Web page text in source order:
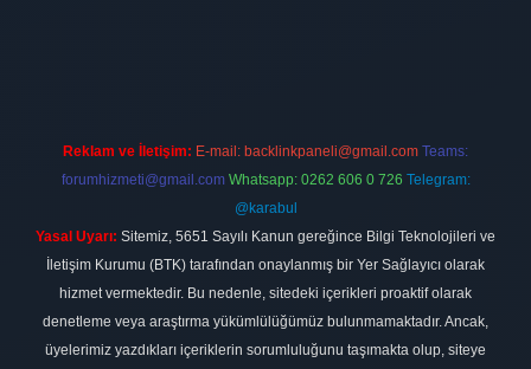
Reklam ve İletişim: E-mail: backlinkpaneli@gmail.com Teams:
forumhizmeti@gmail.com Whatsapp: 0262 606 0 726 Telegram:
@karabul
Yasal Uyarı: Sitemiz, 5651 Sayılı Kanun gereğince Bilgi Teknolojileri ve
İletişim Kurumu (BTK) tarafından onaylanmış bir Yer Sağlayıcı olarak
hizmet vermektedir. Bu nedenle, sitedeki içerikleri proaktif olarak
denetleme veya araştırma yükümlülüğümüz bulunmamaktadır. Ancak,
üyelerimiz yazdıkları içeriklerin sorumluluğunu taşımakta olup, siteye